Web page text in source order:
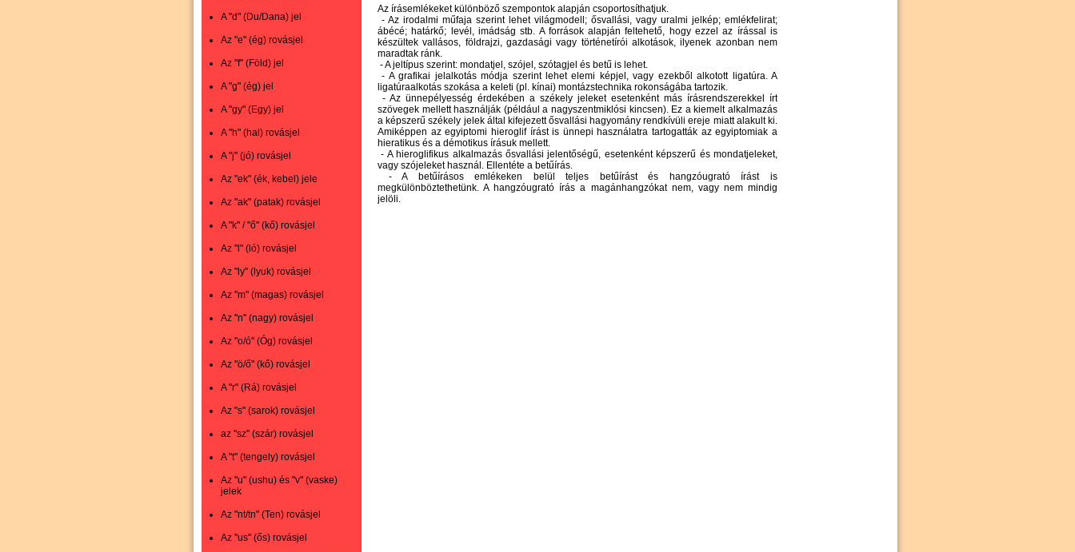
A "d" (Du/Dana) jel
Az "e" (ég) rovásjel
Az "f" (Föld) jel
A "g" (ég) jel
A "gy" (Egy) jel
A "h" (hal) rovásjel
A "j" (jó) rovásjel
Az "ek" (ék, kebel) jele
Az "ak" (patak) rovásjel
A "k" / "ő" (kő) rovásjel
Az "l" (ló) rovásjel
Az "ly" (lyuk) rovásjel
Az "m" (magas) rovásjel
Az "n" (nagy) rovásjel
Az "o/ó" (Óg) rovásjel
Az "ö/ő" (kő) rovásjel
A "r" (Rá) rovásjel
Az "s" (sarok) rovásjel
az "sz" (szár) rovásjel
A "t" (tengely) rovásjel
Az "u" (ushu) és "v" (vaske)
jelek
Az "nt/tn" (Ten) rovásjel
Az "us" (ős) rovásjel
Az írásemlékeket különböző szempontok alapján csoportosíthatjuk.
- Az irodalmi műfaja szerint lehet világmodell; ősvallási, vagy uralmi jelkép; emlékfelirat;
ábécé; határkő; levél, imádság stb. A források alapján feltehető, hogy ezzel az írással is
készültek vallásos, földrajzi, gazdasági vagy történetírói alkotások, ilyenek azonban nem
maradtak ránk.
- A jeltípus szerint: mondatjel, szójel, szótagjel és betű is lehet.
- A grafikai jelalkotás módja szerint lehet elemi képjel, vagy ezekből alkotott ligatúra. A
ligatúraalkotás szokása a keleti (pl. kínai) montázstechnika rokonságába tartozik.
- Az ünnepélyesség érdekében a székely jeleket esetenként más írásrendszerekkel írt
szövegek mellett használják (például a nagyszentmiklósi kincsen). Ez a kiemelt alkalmazás
a képszerű székely jelek által kifejezett ősvallási hagyomány rendkívüli ereje miatt alakult ki.
Amiképpen az egyiptomi hieroglif írást is ünnepi használatra tartogatták az egyiptomiak a
hieratikus és a démotikus írásuk mellett.
- A hieroglifikus alkalmazás ősvallási jelentőségű, esetenként képszerű és mondatjeleket,
vagy szójeleket használ. Ellentéte a betűírás.
- A betűírásos emlékeken belül teljes betűírást és hangzóugrató írást is
megkülönböztethetünk. A hangzóugrató írás a magánhangzókat nem, vagy nem mindig
jelöli.